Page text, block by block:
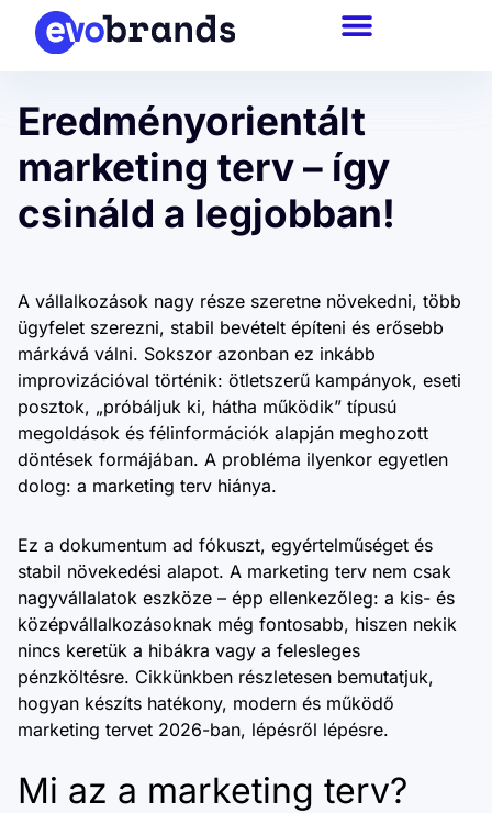
Eredményorientált
marketing terv – így
csináld a legjobban!
A vállalkozások nagy része szeretne növekedni, több
ügyfelet szerezni, stabil bevételt építeni és erősebb
márkává válni. Sokszor azonban ez inkább
improvizációval történik: ötletszerű kampányok, eseti
posztok, „próbáljuk ki, hátha működik” típusú
megoldások és félinformációk alapján meghozott
döntések formájában. A probléma ilyenkor egyetlen
dolog: a marketing terv hiánya.
Ez a dokumentum ad fókuszt, egyértelműséget és
stabil növekedési alapot. A marketing terv nem csak
nagyvállalatok eszköze – épp ellenkezőleg: a kis- és
középvállalkozásoknak még fontosabb, hiszen nekik
nincs keretük a hibákra vagy a felesleges
pénzköltésre. Cikkünkben részletesen bemutatjuk,
hogyan készíts hatékony, modern és működő
marketing tervet 2026-ban, lépésről lépésre.
Mi az a marketing terv?